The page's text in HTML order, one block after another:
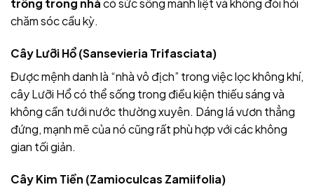
trồng trong nhàcó sức sống mãnh liệt và không đòi hỏi
chăm sóc cầu kỳ.
Cây Lưỡi Hổ (Sansevieria Trifasciata)
Được mệnh danh là “nhà vô địch” trong việc lọc không khí,
cây Lưỡi Hổ có thể sống trong điều kiện thiếu sáng và
không cần tưới nước thường xuyên. Dáng lá vươn thẳng
đứng, mạnh mẽ của nó cũng rất phù hợp với các không
gian tối giản.
Cây Kim Tiền (Zamioculcas Zamiifolia)